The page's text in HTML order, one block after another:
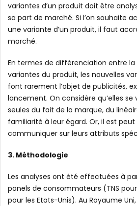
variantes d’un produit doit être
sa part de marché. Si l’on souhaite
une variante d’un produit, il faut
marché.
En termes de différenciation entre
variantes du produit, les nouvelles
font rarement l’objet de publicités,
lancement. On considère qu’elles
seules du fait de la marque, du
familiarité à leur égard. Or, il est
communiquer sur leurs attributs
3. Méthodologie
Les analyses ont été effectuées à
panels de consommateurs (TNS pour
pour les Etats-Unis). Au Royaume